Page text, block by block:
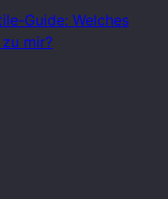
Guide: Welches
mir?